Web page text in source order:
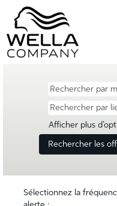
Afficher plus
Sélectionnez la